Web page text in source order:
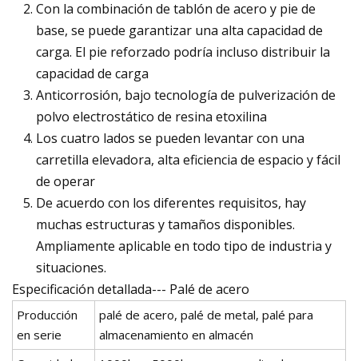
Con la combinación de tablón de acero y pie de
base, se puede garantizar una alta capacidad de
carga. El pie reforzado podría incluso distribuir la
capacidad de carga
Anticorrosión, bajo tecnología de pulverización de
polvo electrostático de resina etoxilina
Los cuatro lados se pueden levantar con una
carretilla elevadora, alta eficiencia de espacio y fácil
de operar
De acuerdo con los diferentes requisitos, hay
muchas estructuras y tamaños disponibles.
Ampliamente aplicable en todo tipo de industria y
situaciones.
Especificación detallada--- Palé de acero
Producción
en serie
palé de acero, palé de metal, palé para
almacenamiento en almacén